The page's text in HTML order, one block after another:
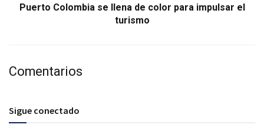
Puerto Colombia se llena de color para impulsar el
turismo
Comentarios
Sigue conectado